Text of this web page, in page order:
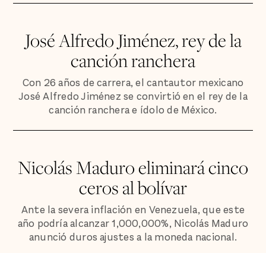
José Alfredo Jiménez, rey de la
canción ranchera
Con 26 años de carrera, el cantautor mexicano
José Alfredo Jiménez se convirtió en el rey de la
canción ranchera e ídolo de México.
Nicolás Maduro eliminará cinco
ceros al bolívar
Ante la severa inflación en Venezuela, que este
año podría alcanzar 1,000,000%, Nicolás Maduro
anunció duros ajustes a la moneda nacional.